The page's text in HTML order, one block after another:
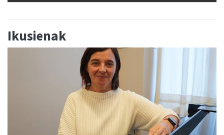
Ikusienak